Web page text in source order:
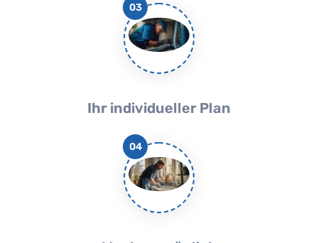
03
Ihr individueller Plan
04